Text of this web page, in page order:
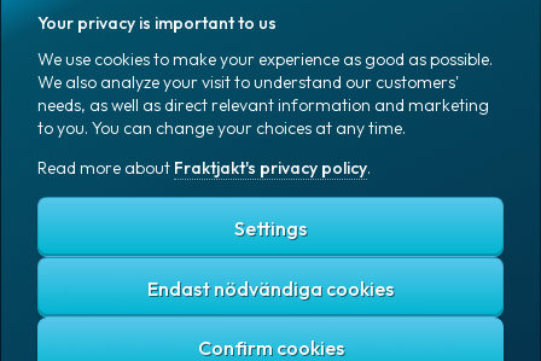
Marking
Packaging
Packaging
accessories
Office goods
Media
Coworkers
Job & career
News archive
Blog
Sign up
English (US)
Fraktjakt's privacy policy
Terms and conditions
Copyright © 2007 – 2026 Fraktjakt AB. All rights reserved.
Your privacy is important to us
We use cookies to make your experience as good as possible.
We also analyze your visit to understand our customers'
needs, as well as direct relevant information and marketing
to you. You can change your choices at any time.
Read more about Fraktjakt's privacy policy.
Settings
Endast nödvändiga cookies